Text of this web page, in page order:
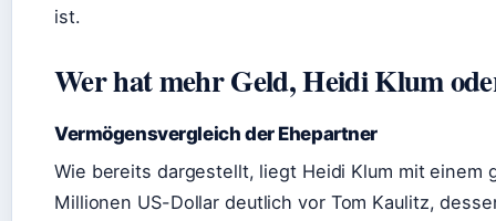
ist.
Wer hat mehr Geld, Heidi Klum
Vermögensvergleich der Ehepartner
Wie bereits dargestellt, liegt Heidi Klum mit einem
Millionen US-Dollar deutlich vor Tom Kaulitz,